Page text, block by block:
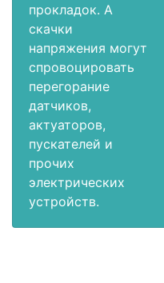
прокладок. А
скачки
напряжения могут
спровоцировать
перегорание
датчиков,
актуаторов,
пускателей и
прочих
электрических
устройств.